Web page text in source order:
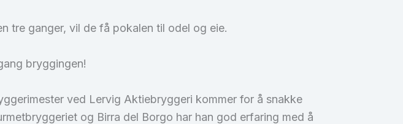
tre ganger, vil de få pokalen til odel og eie.
bryggingen!
ved Lervig Aktiebryggeri kommer for å snakke
og Birra del Borgo har han god erfaring med å